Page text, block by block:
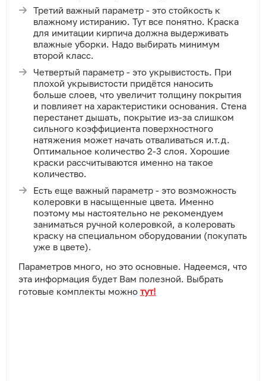
Третий важный параметр - это стойкость к
влажному истиранию. Тут все понятно. Краска
для имитации кирпича должна выдерживать
влажные уборки. Надо выбирать минимум
второй класс.
Четвертый параметр - это укрывистость. При
плохой укрывистости придётся наносить
больше слоев, что увеличит толщину покрытия
и повлияет на характеристики основания. Стена
перестанет дышать, покрытие из-за слишком
сильного коэффициента поверхностного
натяжения может начать отваливаться и.т.д.
Оптимальное количество 2-3 слоя. Хорошие
краски рассчитываются именно на такое
количество.
Есть еще важный параметр - это возможность
колеровки в насыщенные цвета. Именно
поэтому мы настоятельно не рекомендуем
заниматься ручной колеровкой, а колеровать
краску на специальном оборудовании (покупать
уже в цвете).
Параметров много, но это основные. Надеемся, что
эта информация будет Вам полезной. Выбрать
готовые комплекты можно тут!